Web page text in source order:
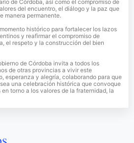
de Córdoba, así como el compromiso de
del encuentro, el diálogo y la paz que
manera permanente.
histórico para fortalecer los lazos
y reafirmar el compromiso de
el respeto y la construcción del bien
de Córdoba invita a todos los
de otras provincias a vivir este
esperanza y alegría, colaborando para que
una celebración histórica que convoque
torno a los valores de la fraternidad, la